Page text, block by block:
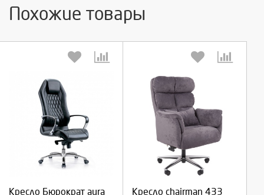
Похожие товары
Кресло Бюрократ aura
Выберите количество:
Кресло chairman 433
Выберите количество: